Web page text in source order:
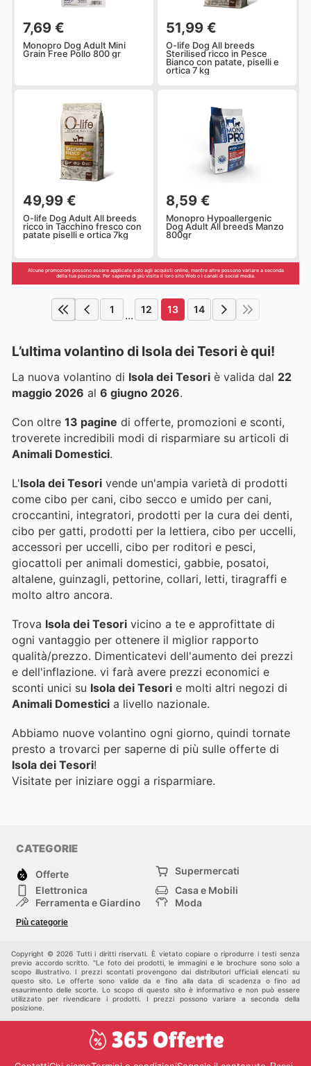
7,69 €
Monopro Dog Adult Mini
Grain Free Pollo 800 gr
51,99 €
O-life Dog All breeds
Sterilised ricco in Pesce
Bianco con patate, piselli e
ortica 7 kg
49,99 €
O-life Dog Adult All breeds
ricco in Tacchino fresco con
patate piselli e ortica 7kg
8,59 €
Monopro Hypoallergenic
Dog Adult All breeds Manzo
800gr
Alcune promozioni possono essere applicate solo agli acquisti online, mentre altre possono variare a seconda
della tua posizione. Per saperne di più visita il loro sito Web o i canali di social media.
1 ... 12 13 14
L’ultima volantino di Isola dei Tesori è qui!
La nuova volantino di Isola dei Tesori è valida dal 22
maggio 2026 al 6 giugno 2026.
Con oltre 13 pagine di offerte, promozioni e sconti,
troverete incredibili modi di risparmiare su articoli di
Animali Domestici.
L'Isola dei Tesori vende un'ampia varietà di prodotti
come cibo per cani, cibo secco e umido per cani,
croccantini, integratori, prodotti per la cura dei denti,
cibo per gatti, prodotti per la lettiera, cibo per uccelli,
accessori per uccelli, cibo per roditori e pesci,
giocattoli per animali domestici, gabbie, posatoi,
altalene, guinzagli, pettorine, collari, letti, tiragraffi e
molto altro ancora.
Trova Isola dei Tesori vicino a te e approfittate di
ogni vantaggio per ottenere il miglior rapporto
qualità/prezzo. Dimenticatevi dell'aumento dei prezzi
e dell'inflazione. vi farà avere prezzi economici e
sconti unici su Isola dei Tesori e molti altri negozi di
Animali Domestici a livello nazionale.
Abbiamo nuove volantino ogni giorno, quindi tornate
presto a trovarci per saperne di più sulle offerte di
Isola dei Tesori!
Visitate per iniziare oggi a risparmiare.
CATEGORIE
Offerte
Supermercati
Elettronica
Casa e Mobili
Ferramenta e Giardino
Moda
Bambini e Neonati
Più categorie
Copyright © 2026 Tutti i diritti riservati. È vietato copiare o riprodurre i testi senza
previo accordo scritto. "Le foto dei prodotti, le immagini e le brochure sono solo a
scopo illustrativo. I prezzi scontati provengono dai distributori ufficiali elencati su
questo sito. Le offerte sono valide da e fino alla data di scadenza o fino ad
esaurimento delle scorte. Lo scopo di questo sito è informativo e non può essere
utilizzato per rivendicare i prodotti. I prezzi possono variare a seconda della
posizione.